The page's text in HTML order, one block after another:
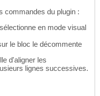
commandes du plugin :
en mode visual
le bloc le décommente
d'aligner les
lignes successives.